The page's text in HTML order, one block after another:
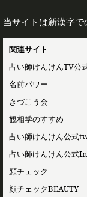
当サイトは新漢字で
関連サイト
占い師けんけんTV公
名前パワー
きづこう会
観相学のすすめ
占い師けんけん公式
占い師けんけん公式
顔チェック
顔チェックBEAUTY